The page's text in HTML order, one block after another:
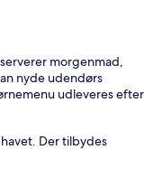
morgenmad,
nyde udendørs
udleveres efter
Der tilbydes